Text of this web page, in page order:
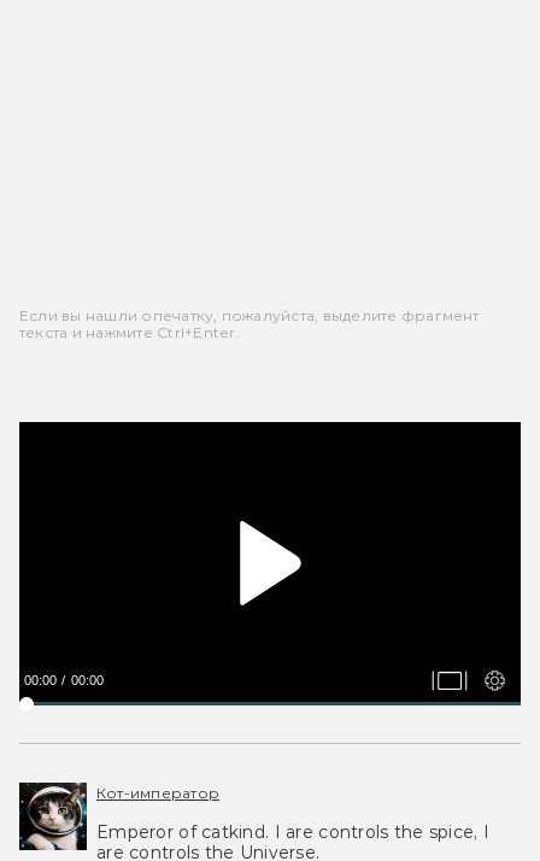
Если вы нашли опечатку, пожалуйста, выделите фрагмент
текста и нажмите Ctrl+Enter.
00:00 00:00
Кот-император
Emperor of catkind. I are controls the spice, I
are controls the Universe.